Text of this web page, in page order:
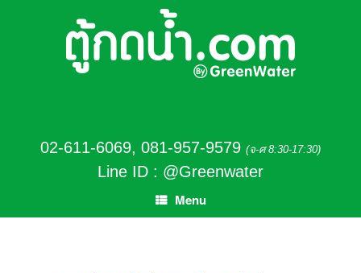
02-611-6069, 081-957-9579 (จ-ศ 8:30-17:30)
Line ID : @Greenwater
Menu